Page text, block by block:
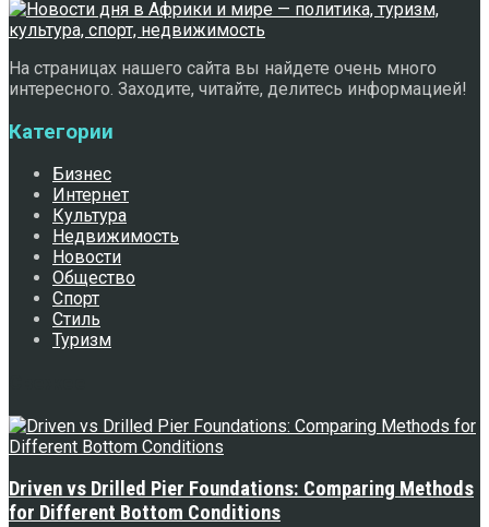
На страницах нашего сайта вы найдете очень много
интересного. Заходите, читайте, делитесь информацией!
Категории
Бизнес
Интернет
Культура
Недвижимость
Новости
Общество
Спорт
Стиль
Туризм
Driven vs Drilled Pier Foundations: Comparing Methods
for Different Bottom Conditions